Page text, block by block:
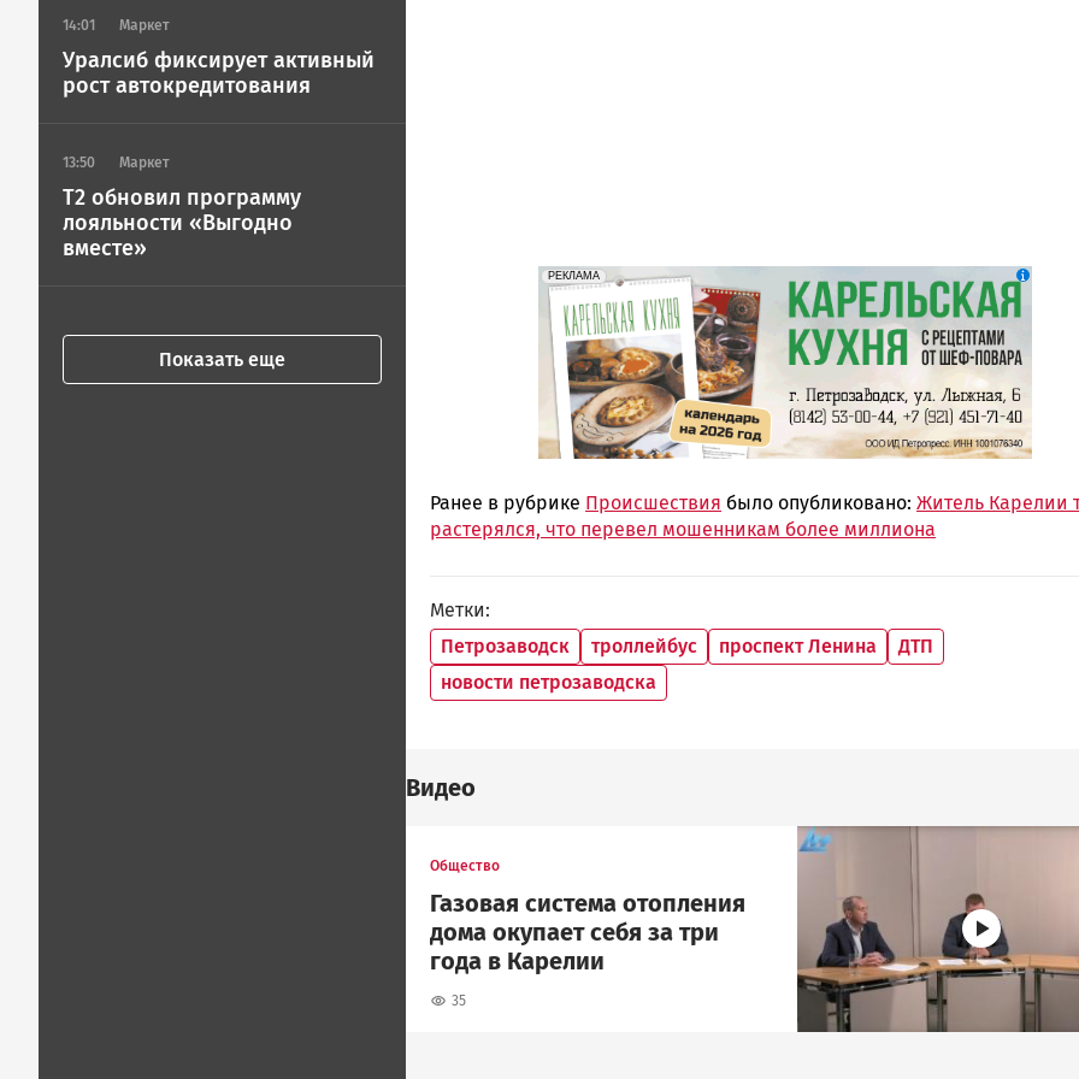
14:01 Маркет
Уралсиб фиксирует активный
рост автокредитования
13:50 Маркет
T2 обновил программу
лояльности «Выгодно
вместе»
Показать еще
erid: 2SDnjdZZiDC
РЕКЛАМА
Реклама
Ранее в рубрике Происшествия было опубликовано: Житель Карелии
растерялся, что перевел мошенникам более миллиона
Метки
Петрозаводск
троллейбус проспект Ленина
ДТП
новости петрозаводска
Видео
Общество
Газовая система отопления
дома окупает себя за три
года в Карелии
35
Image